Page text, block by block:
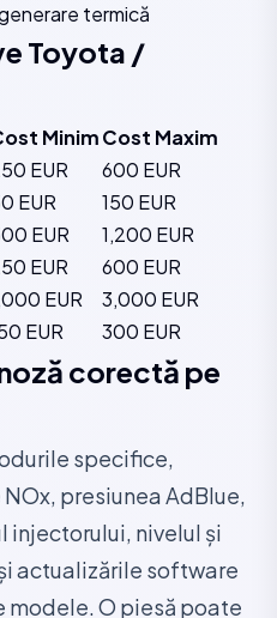
termică
Toyota /
MinimCost Maxim
EUR
600 EUR
EUR
150 EUR
EUR
1,200 EUR
EUR
600 EUR
EUR
3,000 EUR
EUR 300 EUR
corectă pe
specifice,
presiunea AdBlue,
injectorului, nivelul și
actualizările software
O piesă poate